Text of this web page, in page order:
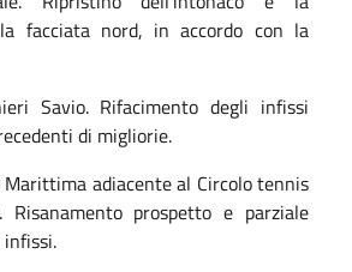
facciata nord, in accordo con la
Savio. Rifacimento degli infissi
di migliorie.
adiacente al Circolo tennis
Risanamento prospetto e parziale